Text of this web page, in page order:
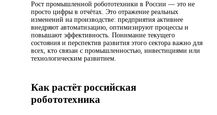
Рост промышленной робототехники в России — это не
просто цифры в отчётах. Это отражение реальных
изменений на производстве: предприятия активнее
внедряют автоматизацию, оптимизируют процессы и
повышают эффективность. Понимание текущего
состояния и перспектив развития этого сектора важно для
всех, кто связан с промышленностью, инвестициями или
технологическим развитием.
Как растёт российская
робототехника